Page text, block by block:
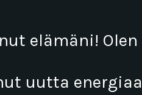
elämäni! Olen
uutta energiaa